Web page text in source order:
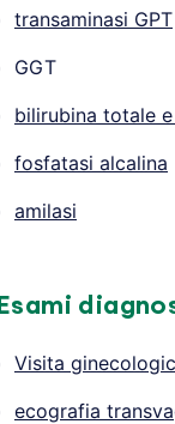
transaminasi GPT
GGT
bilirubina totale
fosfatasi alcalina
amilasi
Esami
Visita
ecografia